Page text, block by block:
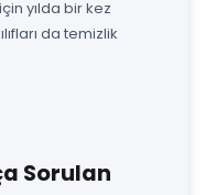
yılda bir kez
da temizlik
Sorulan